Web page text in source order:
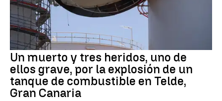
Un muerto y tres heridos, uno de
ellos grave, por la explosión de un
tanque de combustible en Telde,
Gran Canaria